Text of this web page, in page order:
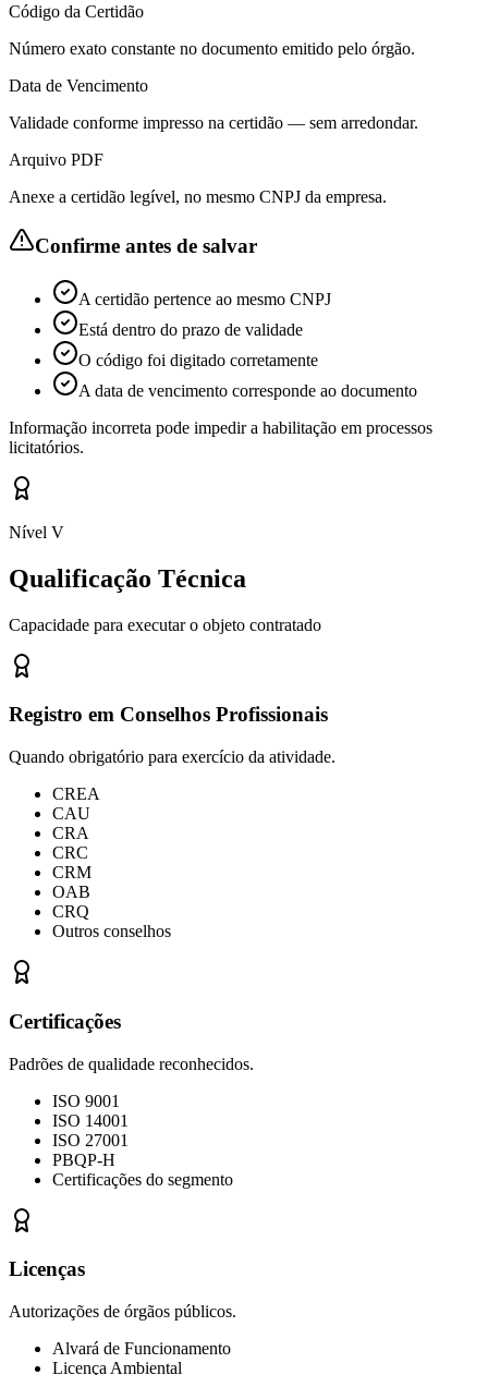
Código da Certidão
Número exato constante no documento emitido pelo órgão.
Data de Vencimento
Validade conforme impresso na certidão — sem arredondar.
Arquivo PDF
Anexe a certidão legível, no mesmo CNPJ da empresa.
Confirme antes de salvar
A certidão pertence ao mesmo CNPJ
Está dentro do prazo de validade
O código foi digitado corretamente
A data de vencimento corresponde ao documento
Informação incorreta pode impedir a habilitação em processos
licitatórios.
Nível V
Qualificação Técnica
Capacidade para executar o objeto contratado
Registro em Conselhos Profissionais
Quando obrigatório para exercício da atividade.
CREA
CAU
CRA
CRC
CRM
OAB
CRQ
Outros conselhos
Certificações
Padrões de qualidade reconhecidos.
ISO 9001
ISO 14001
ISO 27001
PBQP-H
Certificações do segmento
Licenças
Autorizações de órgãos públicos.
Alvará de Funcionamento
Licença Ambiental